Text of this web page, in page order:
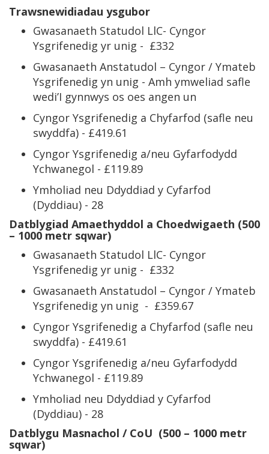
Trawsnewidiadau ysgubor
Gwasanaeth Statudol LlC- Cyngor
Ysgrifenedig yr unig - £332
Gwasanaeth Anstatudol – Cyngor / Ymateb
Ysgrifenedig yn unig - Amh ymweliad safle
wedi’I gynnwys os oes angen un
Cyngor Ysgrifenedig a Chyfarfod (safle neu
swyddfa) - £419.61
Cyngor Ysgrifenedig a/neu Gyfarfodydd
Ychwanegol - £119.89
Ymholiad neu Ddyddiad y Cyfarfod
(Dyddiau) - 28
Datblygiad Amaethyddol a Choedwigaeth (500
– 1000 metr sqwar)
Gwasanaeth Statudol LlC- Cyngor
Ysgrifenedig yr unig - £332
Gwasanaeth Anstatudol – Cyngor / Ymateb
Ysgrifenedig yn unig - £359.67
Cyngor Ysgrifenedig a Chyfarfod (safle neu
swyddfa) - £419.61
Cyngor Ysgrifenedig a/neu Gyfarfodydd
Ychwanegol - £119.89
Ymholiad neu Ddyddiad y Cyfarfod
(Dyddiau) - 28
Datblygu Masnachol / CoU (500 – 1000 metr
sqwar)